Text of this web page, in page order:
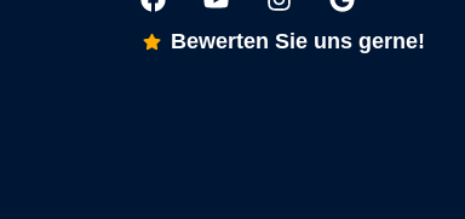
Bewerten Sie uns gerne!